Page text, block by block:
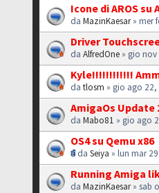
Icone di AROS su
daMazinKaesar» mer
Driver
daAlfredOne » gio
Kyle!!!!!!!!!!!!
datlosm » gio ago
AmigaOs Update
daMabo81 » gio ago
OS4 su Qemu x86
daSeiya » lun mar
Running Amiga
daMazinKaesar» sab